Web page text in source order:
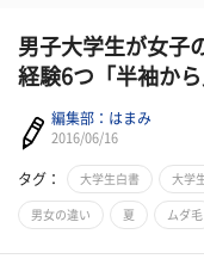
男子大学生が女子
経験6つ「半袖から
編集部：はまみ
2016/06/16
タグ： 大学生白書 大学
男女の違い 夏 ムダ毛